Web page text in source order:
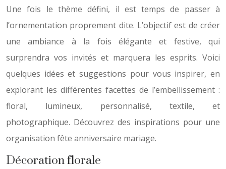
Une fois le thème défini, il est temps de passer à
l’ornementation proprement dite. L’objectif est de créer
une ambiance à la fois élégante et festive, qui
surprendra vos invités et marquera les esprits. Voici
quelques idées et suggestions pour vous inspirer, en
explorant les différentes facettes de l’embellissement :
floral, lumineux, personnalisé, textile, et
photographique. Découvrez des inspirations pour une
organisation fête anniversaire mariage.
Décoration florale